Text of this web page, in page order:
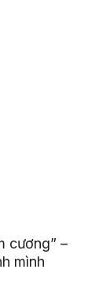
cương” –
mình